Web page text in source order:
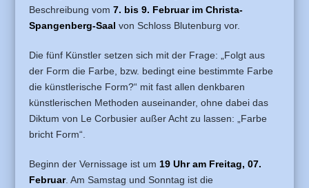
Beschreibung vom7. bis 9. Februar im Christa-
Spangenberg-Saal von Schloss Blutenburg vor.
Die fünf Künstler setzen sich mit der Frage: „Folgt aus
der Form die Farbe, bzw. bedingt eine bestimmte Farbe
die künstlerische Form?“ mit fast allen denkbaren
künstlerischen Methoden auseinander, ohne dabei das
Diktum von Le Corbusier außer Acht zu lassen: „Farbe
bricht Form“.
Beginn der Vernissage ist um 19 Uhr am Freitag, 07.
Februar. Am Samstag und Sonntag ist die